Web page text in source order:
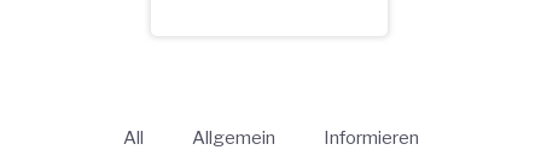
All Allgemein Informieren